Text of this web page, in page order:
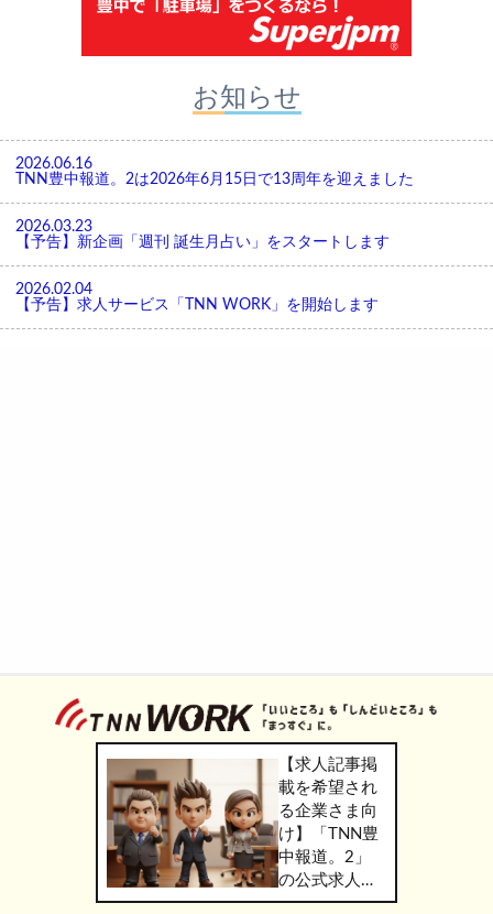
お知らせ
2026.06.16
TNN豊中報道。2は2026年6月15日で13周年を迎えました
2026.03.23
【予告】新企画「週刊 誕生月占い」をスタートします
2026.02.04
【予告】求人サービス「TNN WORK」を開始します
【求人記事掲
載を希望され
る企業さま向
け】「TNN豊
中報道。2」
の公式求人情
報サービス